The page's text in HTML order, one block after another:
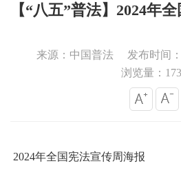
【“八五”普法】2024年
来源：中国普法
发布时间
浏览量：
2024年全国宪法宣传周海报